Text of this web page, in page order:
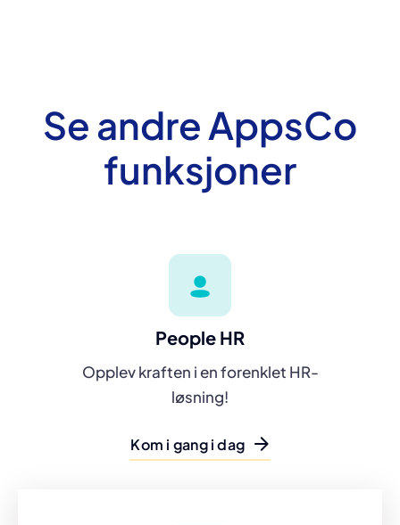
Se andre AppsCo
funksjoner
People HR
Opplev kraften i en forenklet HR-
løsning!
Kom i gang i dag